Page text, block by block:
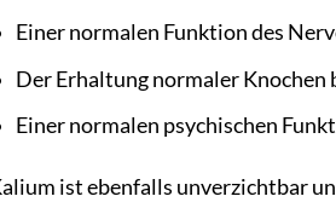
Einer normalen Funktion des
Der Erhaltung normaler Knochen
Einer normalen psychischen
ist ebenfalls unverzichtbar